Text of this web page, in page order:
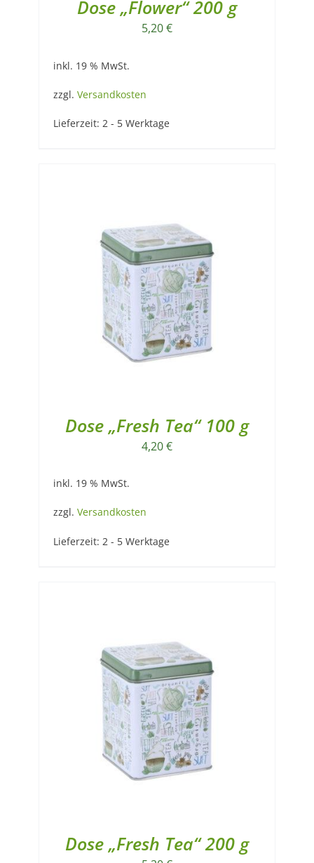
Dose „Flower“ 200 g
5,20€
inkl. 19 % MwSt.
zzgl. Versandkosten
Lieferzeit: 2 - 5 Werktage
Dose „Fresh Tea“ 100 g
4,20€
inkl. 19 % MwSt.
zzgl. Versandkosten
Lieferzeit: 2 - 5 Werktage
Dose „Fresh Tea“ 200 g